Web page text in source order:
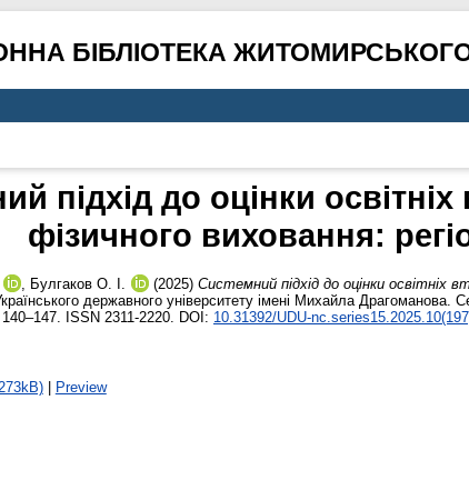
БІБЛІОТЕКА
підхід до оцінки
фізичного виховання:
, Булгаков О. І. (2025) Системний підхід до оцінки освітніх
державного університету імені Михайла Драгоманова.
ISSN 2311-2220. DOI: 10.31392/UDU-
| Preview